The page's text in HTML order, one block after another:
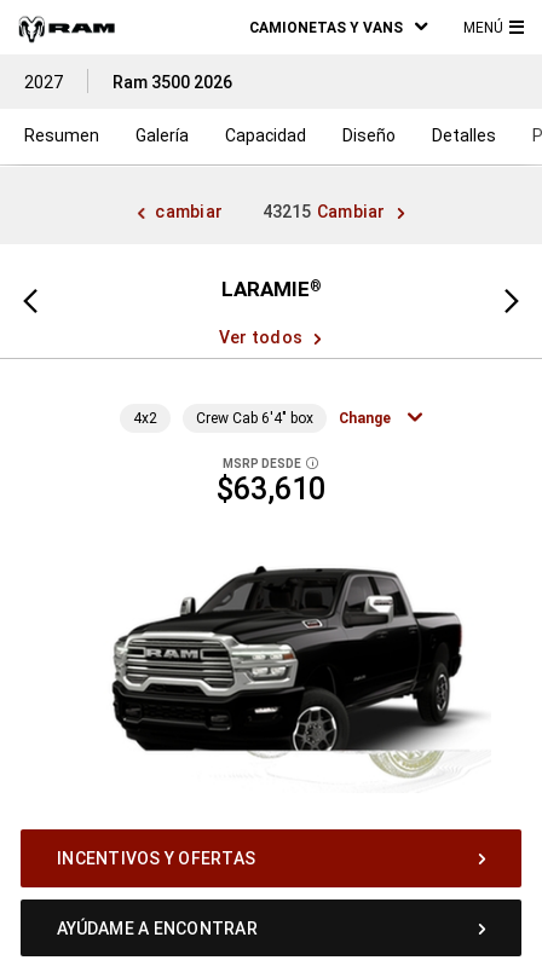
CAMIONETAS Y VANS MENÚ
2027 Ram 3500 2026
Resumen Galería Capacidad Diseño Detalles
cambiar 43215 Cambiar
Vista
anterior
LARAMIE®
Ver todos
Vista
4x2 Crew Cab 6'4" box Change
MSRP DESDE DISCLOSURE
$63,610
INCENTIVOS Y OFERTAS
AYÚDAME A ENCONTRAR